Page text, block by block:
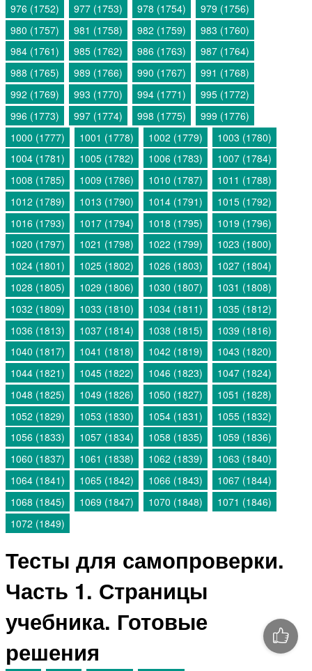
976 (1752)
977 (1753) 978 (1754)
979 (1756)
980 (1757)
981 (1758) 982 (1759)
983 (1760)
984 (1761)
985 (1762) 986 (1763)
987 (1764)
988 (1765)
989 (1766) 990 (1767)
991 (1768)
992 (1769)
993 (1770) 994 (1771)
995 (1772)
996 (1773)
997 (1774) 998 (1775)
999 (1776)
1000 (1777)
1001 (1778) 1002 (1779)
1003 (1780)
1004 (1781)
1005 (1782) 1006 (1783)
1007 (1784)
1008 (1785)
1009 (1786) 1010 (1787)
1011 (1788)
1012 (1789)
1013 (1790) 1014 (1791)
1015 (1792)
1016 (1793)
1017 (1794) 1018 (1795)
1019 (1796)
1020 (1797)
1021 (1798) 1022 (1799)
1023 (1800)
1024 (1801)
1025 (1802) 1026 (1803)
1027 (1804)
1028 (1805)
1029 (1806) 1030 (1807)
1031 (1808)
1032 (1809)
1033 (1810) 1034 (1811)
1035 (1812)
1036 (1813)
1037 (1814) 1038 (1815)
1039 (1816)
1040 (1817)
1041 (1818) 1042 (1819)
1043 (1820)
1044 (1821)
1045 (1822) 1046 (1823)
1047 (1824)
1048 (1825)
1049 (1826) 1050 (1827)
1051 (1828)
1052 (1829)
1053 (1830) 1054 (1831)
1055 (1832)
1056 (1833)
1057 (1834) 1058 (1835)
1059 (1836)
1060 (1837)
1061 (1838) 1062 (1839)
1063 (1840)
1064 (1841)
1065 (1842) 1066 (1843)
1067 (1844)
1068 (1845)
1069 (1847) 1070 (1848)
1071 (1846)
1072 (1849)
Тесты для самопроверки.
Часть 1. Страницы
учебника. Готовые
решения